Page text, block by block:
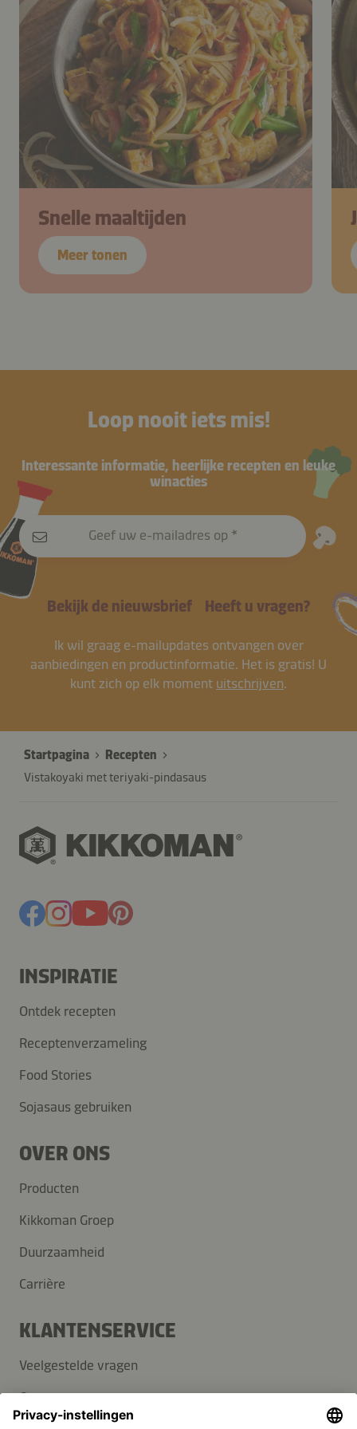
Snelle maaltijden
Meer tonen
Loop nooit iets mis!
Interessante informatie, heerlijke recepten en leuke
winacties
Geef uw e-mailadres op
Bekijk de nieuwsbrief Heeft u vragen?
Ik wil graag e-mailupdates ontvangen over
aanbiedingen en productinformatie. Het is gratis! U
kunt zich op elk moment uitschrijven.
Startpagina
Recepten
Vistakoyaki met teriyaki-pindasaus
INSPIRATIE
Ontdek recepten
Receptenverzameling
Food Stories
Sojasaus gebruiken
OVER ONS
Producten
Kikkoman Groep
Duurzaamheid
Carrière
KLANTENSERVICE
Veelgestelde vragen
Contact